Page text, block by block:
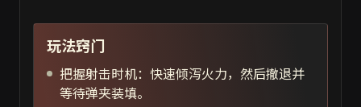
玩法窍门
把握射击时机：快速倾泻火力，然后撤退并
等待弹夹装填。